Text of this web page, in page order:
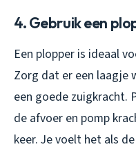
4. Gebruik een
Een plopper is ideaal
Zorg dat er een laagje
een goede zuigkracht.
de afvoer en pomp
keer. Je voelt het als